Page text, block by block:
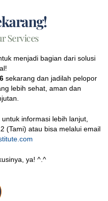
Services
menjadi bagian dari solusi
sekarang dan jadilah pelopor
lebih sehat, aman dan
informasi lebih lanjut,
(Tami) atau bisa melalui email
ya! ^.^